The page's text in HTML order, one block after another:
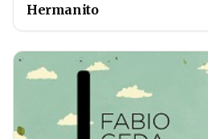
Hermanito